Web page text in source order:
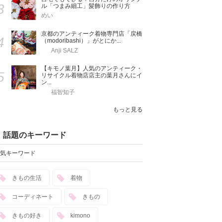
ル「つまみ細工」髪飾りの作り方
めい
京都のアンティーク着物専門店「戻橋
（modoribashi）」がとにか...
Anji SALZ
【キモノ葉月】人気のアンティーク・
リサイクル着物店店主の葉月さんにイ
ン...
福智知子
もっと見る
話題のキーワード
キーワード
きもの生活 着物
コーディネート きもの
きもの好き kimono